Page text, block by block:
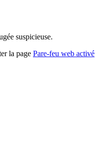
suspicieuse.
la page Pare-feu web activé